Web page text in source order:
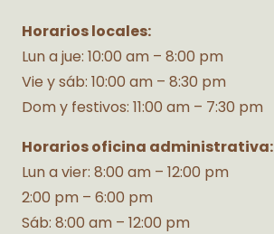
Horarios locales:
Lun a jue: 10:00 am – 8:00 pm
Vie y sáb: 10:00 am – 8:30 pm
Dom y festivos: 11:00 am – 7:30 pm
Horarios oficina administrativa:
Lun a vier: 8:00 am – 12:00 pm
2:00 pm – 6:00 pm
Sáb: 8:00 am – 12:00 pm